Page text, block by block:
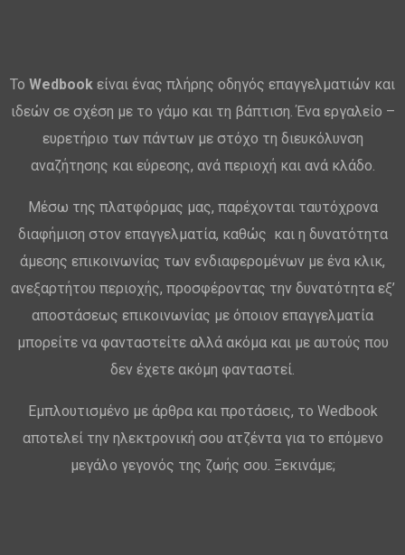
Το Wedbook είναι ένας πλήρης οδηγός επαγγελματιών και
ιδεών σε σχέση με το γάμο και τη βάπτιση. Ένα εργαλείο –
ευρετήριο των πάντων με στόχο τη διευκόλυνση
αναζήτησης και εύρεσης, ανά περιοχή και ανά κλάδο.
Μέσω της πλατφόρμας μας, παρέχονται ταυτόχρονα
διαφήμιση στον επαγγελματία, καθώς και η δυνατότητα
άμεσης επικοινωνίας των ενδιαφερομένων με ένα κλικ,
ανεξαρτήτου περιοχής, προσφέροντας την δυνατότητα εξ’
αποστάσεως επικοινωνίας με όποιον επαγγελματία
μπορείτε να φανταστείτε αλλά ακόμα και με αυτούς που
δεν έχετε ακόμη φανταστεί.
Εμπλουτισμένο με άρθρα και προτάσεις, το Wedbook
αποτελεί την ηλεκτρονική σου ατζέντα για το επόμενο
μεγάλο γεγονός της ζωής σου. Ξεκινάμε;